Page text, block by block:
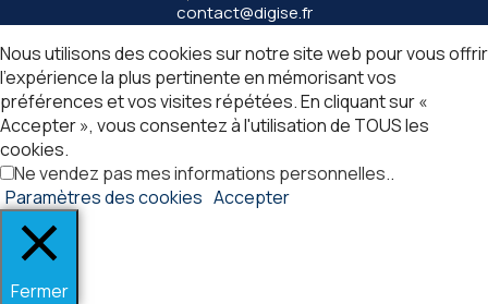
contact@digise.fr
Nous utilisons des cookies sur notre site web pour vous offrir
l'expérience la plus pertinente en mémorisant vos
préférences et vos visites répétées. En cliquant sur «
Accepter », vous consentez à l'utilisation de TOUS les
cookies.
Ne vendez pas mes informations personnelles..
Paramètres des cookies Accepter
Fermer